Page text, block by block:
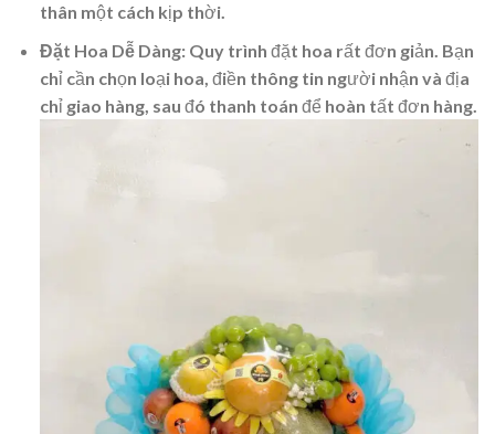
thân một cách kịp thời.
Đặt Hoa Dễ Dàng:Quy trình đặt hoa rất đơn giản. Bạn
chỉ cần chọn loại hoa, điền thông tin người nhận và địa
chỉ giao hàng, sau đó thanh toán để hoàn tất đơn hàng.